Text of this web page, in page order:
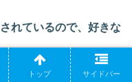
れているので、好きな
トップ サイドバー